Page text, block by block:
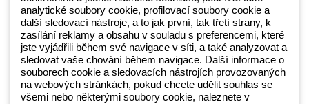
Beghelli je součástí GEWISS Group od roku 2025 a jeho ekosystému
GEWISS LightZone, kde vyvíjíme propojená světelná řešení, která
transformují komplexitu do jednoduchosti a podporují profesionály a
koncové zákazníky v uspokojování jejich potřeb.Zjistěte více o
GEWISS
analytické soubory cookie, profilovací soubory cookie a
další sledovací nástroje, a to jak první, tak třetí strany, k
zasílání reklamy a obsahu v souladu s preferencemi, které
jste vyjádřili během své navigace v síti, a také analyzovat a
sledovat vaše chování během navigace. Další informace o
souborech cookie a sledovacích nástrojích provozovaných
na webových stránkách, pokud chcete udělit souhlas se
všemi nebo některými soubory cookie, naleznete v